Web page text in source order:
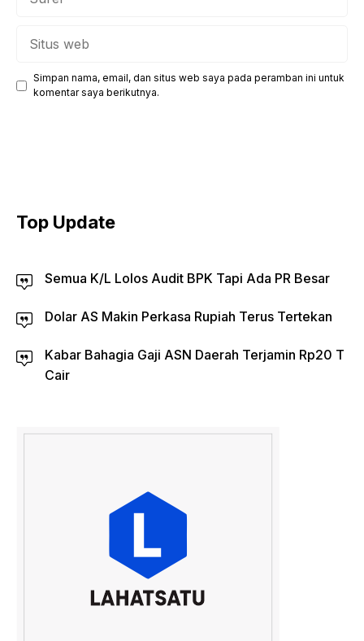
Simpan nama, email, dan situs web saya pada peramban ini untuk
komentar saya berikutnya.
Top Update
Semua K/L Lolos Audit BPK Tapi Ada PR Besar
Dolar AS Makin Perkasa Rupiah Terus Tertekan
Kabar Bahagia Gaji ASN Daerah Terjamin Rp20 T
Cair